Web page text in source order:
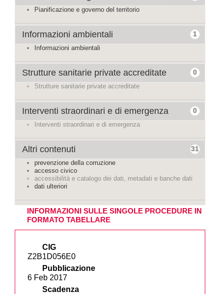
Pianificazione e governo del territorio
1
Informazioni ambientali
Informazioni ambientali
0
Strutture sanitarie private accreditate
Strutture sanitarie private accreditate
0
Interventi straordinari e di emergenza
Interventi straordinari e di emergenza
31
Altri contenuti
prevenzione della corruzione
accesso civico
accessibilità e catalogo dei dati, metadati e banche dati
dati ulteriori
INFORMAZIONI SULLE SINGOLE PROCEDURE IN
FORMATO TABELLARE
CIG
Z2B1D056E0
Pubblicazione
6 Feb 2017
Scadenza